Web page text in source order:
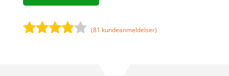
(81 kundeanmeldelser)